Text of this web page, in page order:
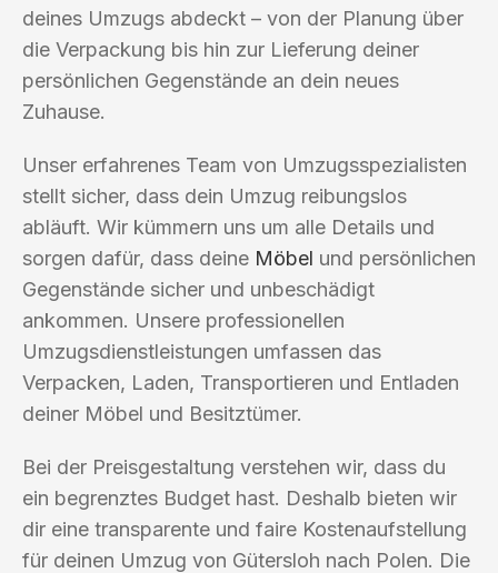
deines Umzugs abdeckt – von der Planung über
die Verpackung bis hin zur Lieferung deiner
persönlichen Gegenstände an dein neues
Zuhause.
Unser erfahrenes Team von Umzugsspezialisten
stellt sicher, dass dein Umzug reibungslos
abläuft. Wir kümmern uns um alle Details und
sorgen dafür, dass deine Möbel und persönlichen
Gegenstände sicher und unbeschädigt
ankommen. Unsere professionellen
Umzugsdienstleistungen umfassen das
Verpacken, Laden, Transportieren und Entladen
deiner Möbel und Besitztümer.
Bei der Preisgestaltung verstehen wir, dass du
ein begrenztes Budget hast. Deshalb bieten wir
dir eine transparente und faire Kostenaufstellung
für deinen Umzug von Gütersloh nach Polen. Die